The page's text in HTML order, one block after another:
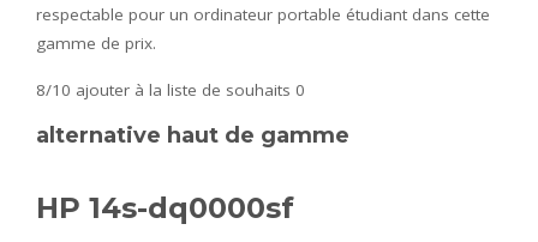
respectable pour un ordinateur portable étudiant dans cette
gamme de prix.
8/10 ajouter à la liste de souhaits 0
alternative haut de gamme
HP 14s-dq0000sf